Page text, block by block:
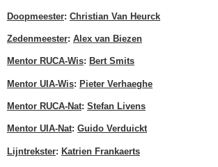
Doopmeester: Christian Van Heurck
Zedenmeester: Alex van Biezen
Mentor RUCA-Wis: Bert Smits
Mentor UIA-Wis: Pieter Verhaeghe
Mentor RUCA-Nat: Stefan Livens
Mentor UIA-Nat: Guido Verduickt
Lijntrekster: Katrien Frankaerts